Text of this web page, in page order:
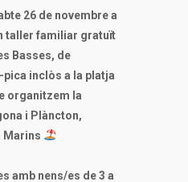
26 de novembre a
taller familiar gratuït
Basses, de
inclòs a la platja
organitzem la
i Plàncton,
Marins
amb nens/es de 3 a